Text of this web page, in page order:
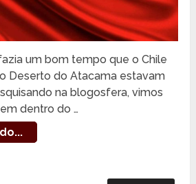
um bom tempo que o Chile
Deserto do Atacama estavam
na blogosfera, vimos
dentro do …